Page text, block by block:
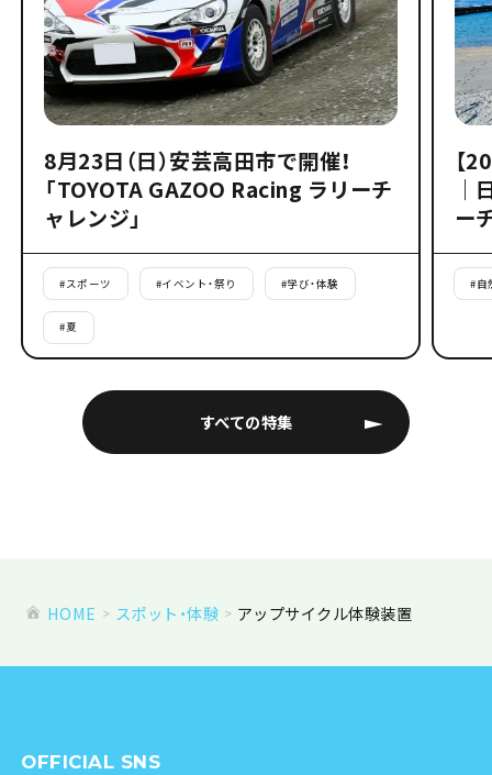
すべての特集
8月23日（日）安芸高田市で開催！
「TOYOTA GAZOO Racing ラリーチ
ャレンジ」
#スポーツ #イベント・祭り #学び・体験
#夏
【
｜
ー
#自
HOME スポット・体験 アップサイクル体験装置
OFFICIAL SNS